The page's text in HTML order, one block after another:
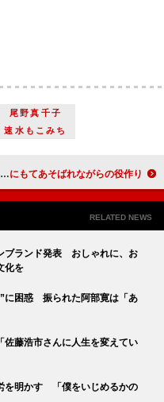
尾野真千子
速水もこみち
相葉雅紀、新ＣＭで“じゃがいも役” 大きな頭にもてあそばれながらの役作り
RELATED NEWS
ブランド発表 おしゃれに、お
化を
に困惑 振られた阿部寛は「あ
藤浩市さんに人生を変えてい
を明かす 「僕をいじめるかの